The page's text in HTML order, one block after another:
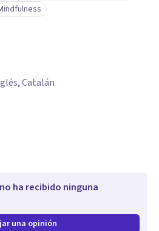
Catalán
ha recibido ninguna
una opinión